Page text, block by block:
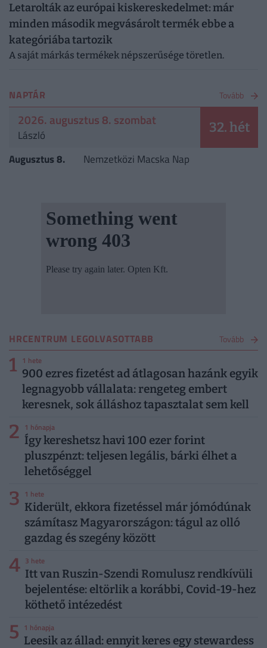
Letarolták az európai kiskereskedelmet: már
minden második megvásárolt termék ebbe a
kategóriába tartozik
A saját márkás termékek népszerűsége töretlen.
NAPTÁR Tovább
2026. augusztus 8. szombat
László 32. hét
Augusztus 8. Nemzetközi Macska Nap
HRCENTRUM LEGOLVASOTTABB Tovább
1 1 hete
900 ezres fizetést ad átlagosan hazánk egyik
legnagyobb vállalata: rengeteg embert
keresnek, sok álláshoz tapasztalat sem kell
2 1 hónapja
Így kereshetsz havi 100 ezer forint
pluszpénzt: teljesen legális, bárki élhet a
lehetőséggel
3 1 hete
Kiderült, ekkora fizetéssel már jómódúnak
számítasz Magyarországon: tágul az olló
gazdag és szegény között
4 3 hete
Itt van Ruszin-Szendi Romulusz rendkívüli
bejelentése: eltörlik a korábbi, Covid-19-hez
köthető intézedést
5 1 hónapja
Leesik az állad: ennyit keres egy stewardess